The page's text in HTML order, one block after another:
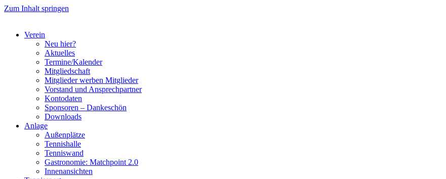
Zum Inhalt springen
Verein
Neu hier?
Aktuelles
Termine/Kalender
Mitgliedschaft
Mitglieder werben Mitglieder
Vorstand und Ansprechpartner
Kontodaten
Sponsoren – Dankeschön
Downloads
Anlage
Außenplätze
Tennishalle
Tenniswand
Gastronomie: Matchpoint 2.0
Innenansichten